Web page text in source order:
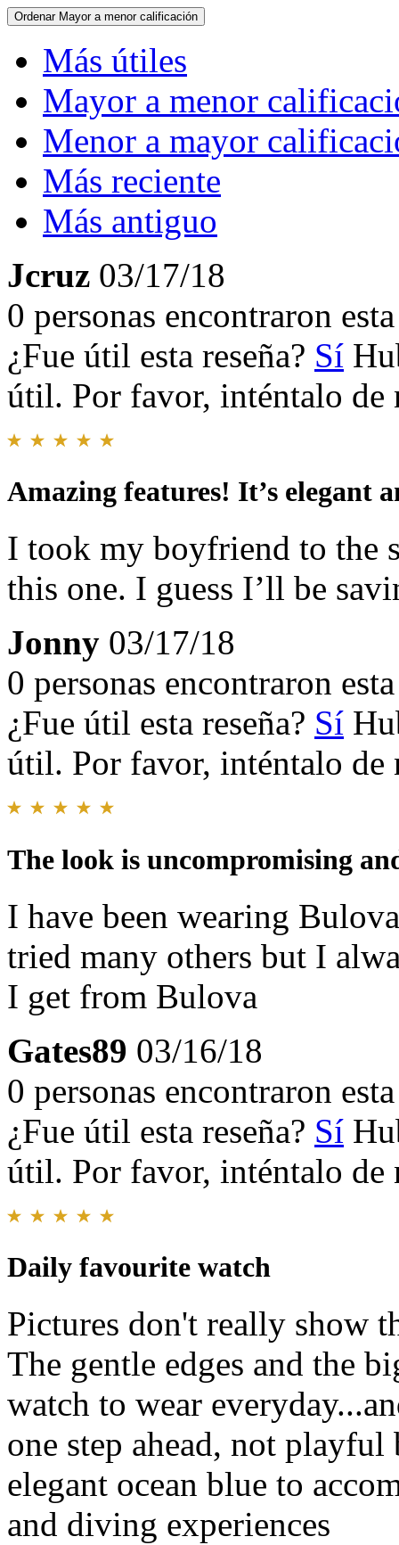
Ordenar Mayor a menor calificación
Más útiles
Mayor a menor
Menor a mayor
Más reciente
Más antiguo
Jcruz 03/17/18
0 personas encontraron
¿Fue útil esta reseña? Sí
útil. Por favor, inténtalo de
Amazing features! It’s elegant
I took my boyfriend to the
this one. I guess I’ll be
Jonny 03/17/18
0 personas encontraron
¿Fue útil esta reseña? Sí
útil. Por favor, inténtalo de
The look is uncompromising
I have been wearing
tried many others but I
I get from Bulova
Gates89 03/16/18
0 personas encontraron
¿Fue útil esta reseña? Sí
útil. Por favor, inténtalo de
Daily favourite watch
Pictures don't really show
The gentle edges and the
watch to wear
one step ahead, not
elegant ocean blue to
and diving experiences